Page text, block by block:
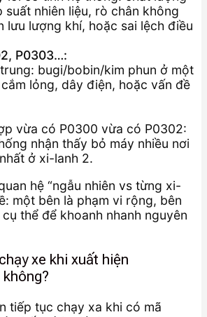
suất nhiên liệu, rò chân không
lưu lượng khí, hoặc sai lệch điều
P0303…:
bugi/bobin/kim phun ở một
lỏng, dây điện, hoặc vấn đề
vừa có P0300 vừa có P0302:
nhận thấy bỏ máy nhiều nơi
ở xi-lanh 2.
hệ “ngẫu nhiên vs từng xi-
một bên là phạm vi rộng, bên
thể để khoanh nhanh nguyên
xe khi xuất hiện
tiếp tục chạy xa khi có mã